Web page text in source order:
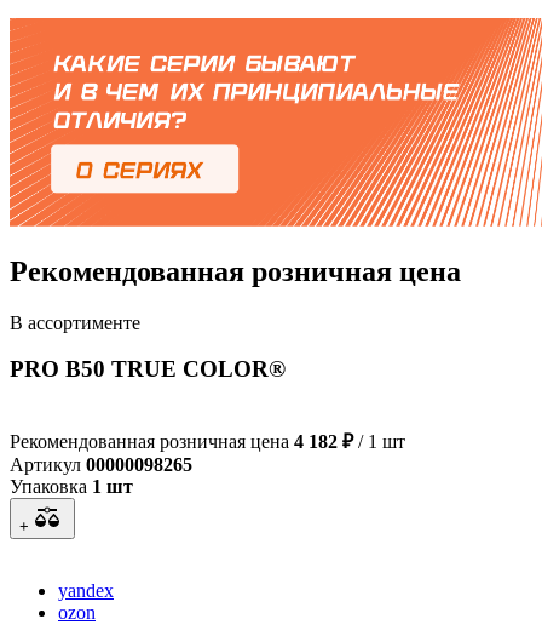
Рекомендованная розничная цена
В ассортименте
PRO В50 TRUE COLOR®
Рекомендованная розничная цена 4 182 ₽/ 1 шт
Артикул 00000098265
Упаковка 1 шт
+
yandex
ozon